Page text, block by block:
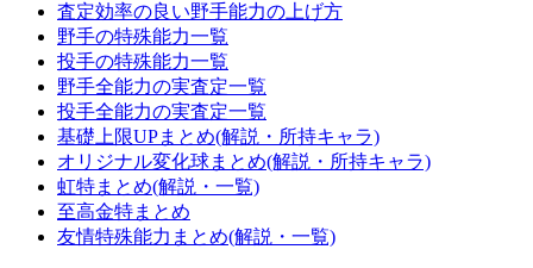
査定効率の良い野手能力の上げ方
野手の特殊能力一覧
投手の特殊能力一覧
野手全能力の実査定一覧
投手全能力の実査定一覧
基礎上限UPまとめ(解説・所持キャラ)
オリジナル変化球まとめ(解説・所持キャラ)
虹特まとめ(解説・一覧)
至高金特まとめ
友情特殊能力まとめ(解説・一覧)